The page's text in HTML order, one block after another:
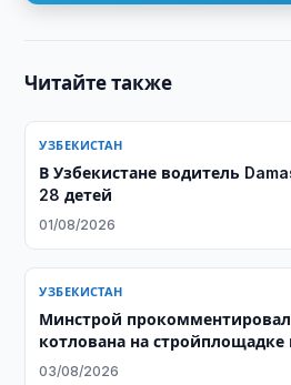
Читайте также
УЗБЕКИСТАН
В Узбекистане водитель
28 детей
01/08/2026
УЗБЕКИСТАН
Минстрой
котлована на стройплощадке
03/08/2026